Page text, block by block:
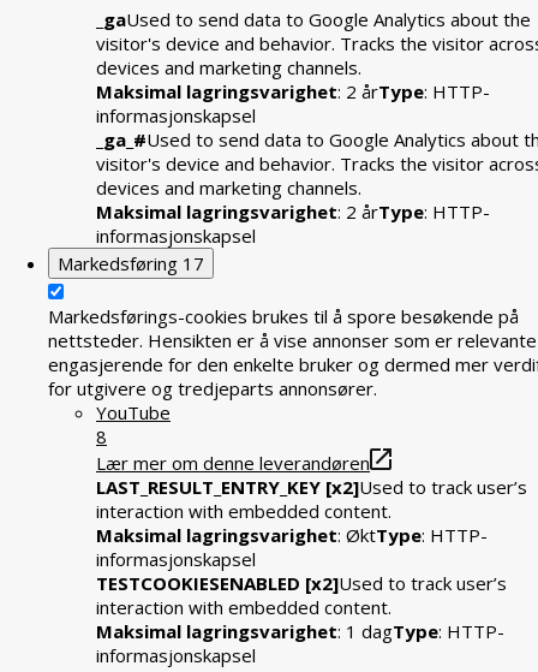
_gaUsed to send data to Google Analytics about the
visitor's device and behavior. Tracks the visitor
devices and marketing channels.
Maksimal lagringsvarighet: 2 årType: HTTP-
informasjonskapsel
_ga_#Used to send data to Google Analytics about
visitor's device and behavior. Tracks the visitor
devices and marketing channels.
Maksimal lagringsvarighet: 2 årType: HTTP-
informasjonskapsel
Markedsføring 17
Markedsførings-cookies brukes til å spore besøkende på
nettsteder. Hensikten er å vise annonser som er
engasjerende for den enkelte bruker og dermed mer
for utgivere og tredjeparts annonsører.
YouTube
8
Lær mer om denne leverandøren
LAST_RESULT_ENTRY_KEY [x2]Used to track user’s
interaction with embedded content.
Maksimal lagringsvarighet: ØktType: HTTP-
informasjonskapsel
TESTCOOKIESENABLED [x2]Used to track user’s
interaction with embedded content.
Maksimal lagringsvarighet: 1 dagType: HTTP-
informasjonskapsel